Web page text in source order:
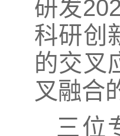
研发
科研创
的交叉
叉融合
三位